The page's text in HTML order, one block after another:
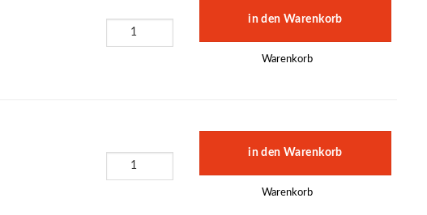
Warenkorb
Warenkorb